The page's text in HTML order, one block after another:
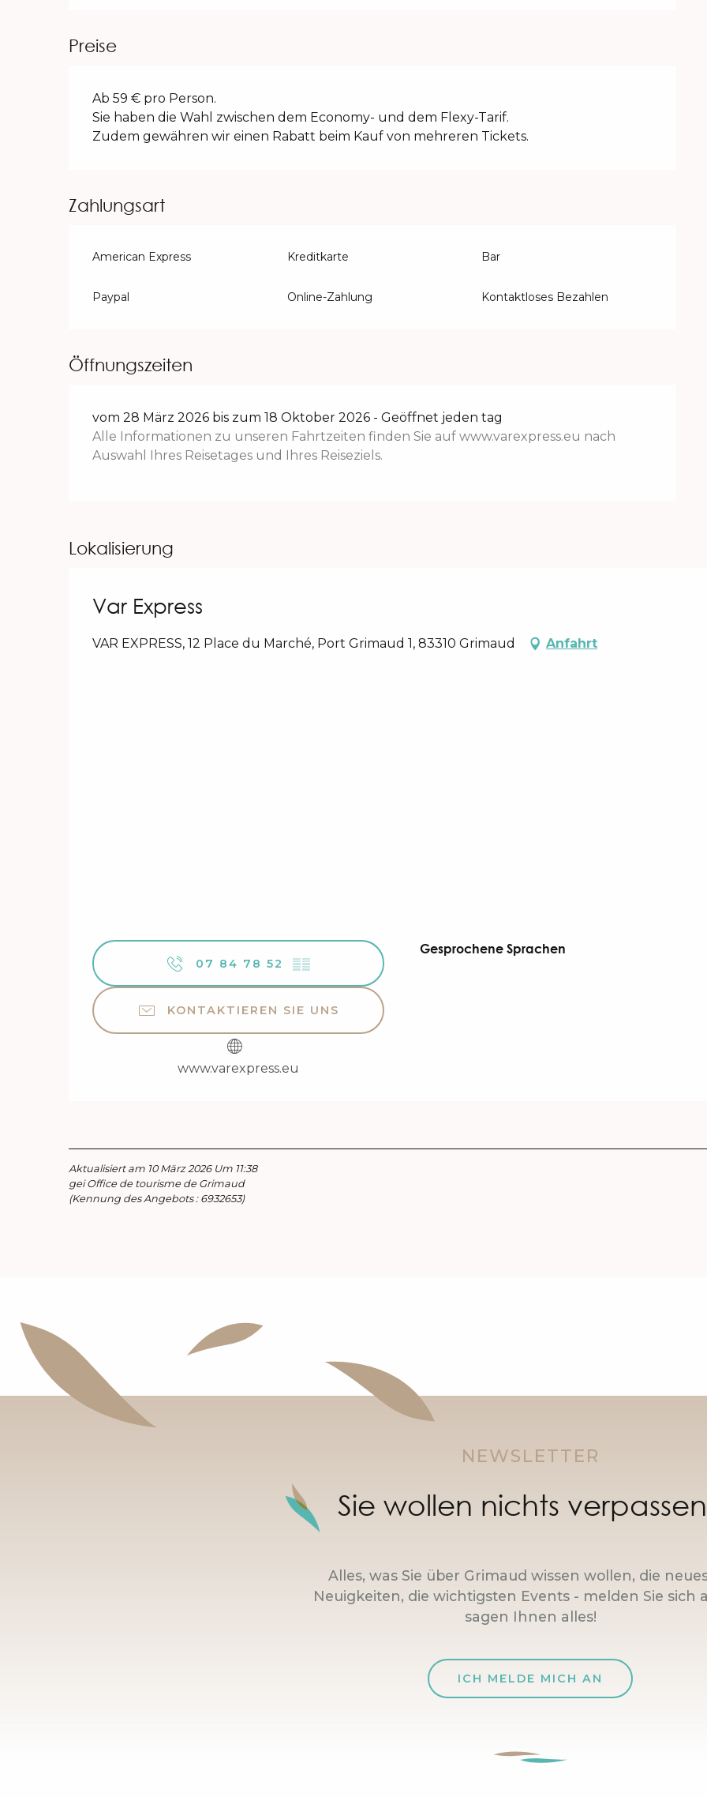
Preise
Ab 59 € pro Person.
Sie haben die Wahl zwischen dem Economy- und dem Flexy-Tarif.
Zudem gewähren wir einen Rabatt beim Kauf von mehreren Tickets.
Zahlungsart
American Express Kreditkarte Bar
Paypal Online-Zahlung Kontaktloses Bezahlen
Öffnungszeiten
vom 28 März 2026 bis zum 18 Oktober 2026 - Geöffnet jeden tag
Alle Informationen zu unseren Fahrtzeiten finden Sie auf www.varexpress.eu nach
Auswahl Ihres Reisetages und Ihres Reiseziels.
Lokalisierung
Var Express
VAR EXPRESS, 12 Place du Marché, Port Grimaud 1, 83310 Grimaud Anfahrt
07 84 78 52 ▒▒
KONTAKTIEREN SIE UNS
www.varexpress.eu
Gesprochene Sprachen
Gesprochene Sprachen
Aktualisiert am 10 März 2026 Um 11:38
gei Office de tourisme de Grimaud
(Kennung des Angebots : 6932653)
NEWSLETTER
Sie wollen nichts
Alles, was Sie über Grimaud wissen wollen, die
Neuigkeiten, die wichtigsten Events - melden Sie sich
sagen Ihnen alles!
ICH MELDE MICH AN